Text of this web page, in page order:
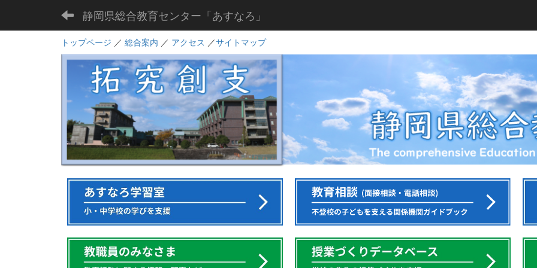
静岡県総合教育センター「あすなろ」
トップページ ／ 総合案内 ／ アクセス ／サイトマップ